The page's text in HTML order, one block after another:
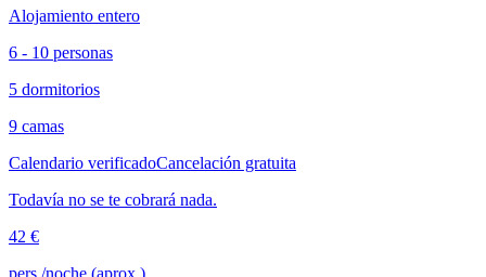
Alojamiento entero
6 - 10 personas
5 dormitorios
9 camas
Calendario verificadoCancelación gratuita
Todavía no se te cobrará nada.
42 €